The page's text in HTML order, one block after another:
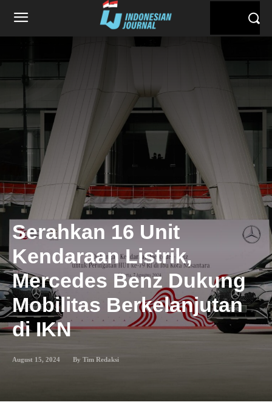
Serahkan 16 Unit
Kendaraan Listrik,
Mercedes Benz Dukung
Mobilitas Berkelanjutan
di IKN
August 15, 2024 By Tim Redaksi